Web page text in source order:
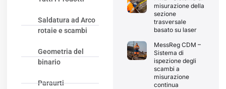
Saldatura ad Arco
rotaie e scambi
Geometria del
binario
Paraurti
misurazione della
sezione
trasversale
basato su laser
MessReg CDM –
Sistema di
ispezione degli
scambi a
misurazione
continua